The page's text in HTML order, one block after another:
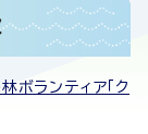
ボランティア「ク